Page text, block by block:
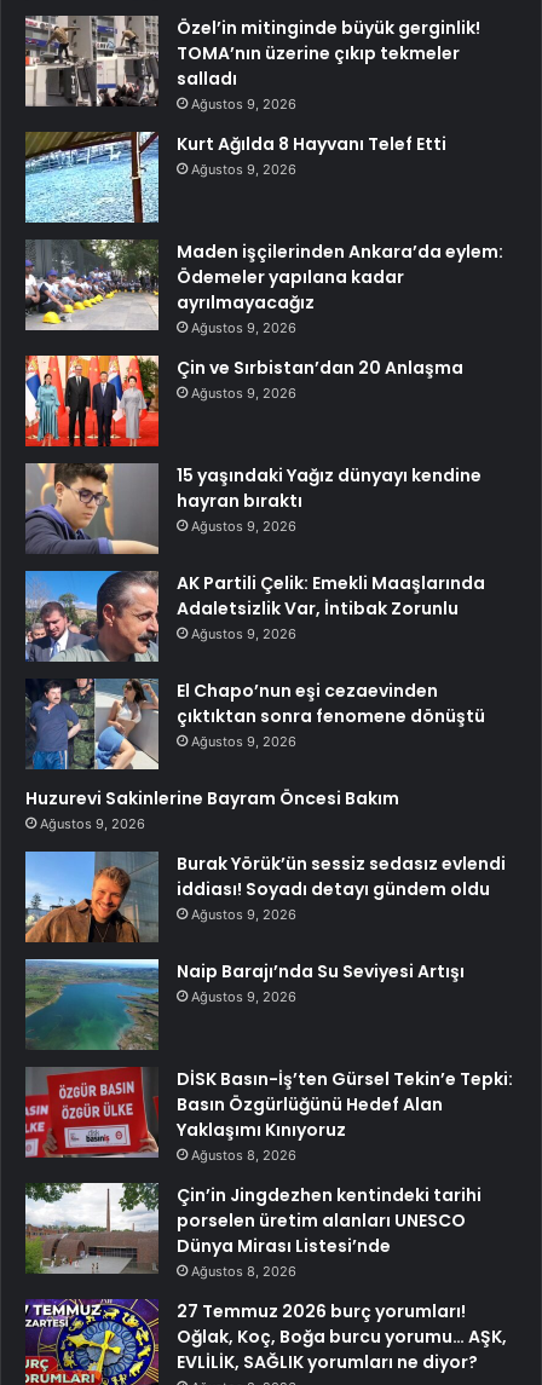
Özel’in mitinginde büyük gerginlik!
TOMA’nın üzerine çıkıp tekmeler
salladı
Ağustos 9, 2026
Kurt Ağılda 8 Hayvanı Telef Etti
Ağustos 9, 2026
Maden işçilerinden Ankara’da eylem:
Ödemeler yapılana kadar
ayrılmayacağız
Ağustos 9, 2026
Çin ve Sırbistan’dan 20 Anlaşma
Ağustos 9, 2026
15 yaşındaki Yağız dünyayı kendine
hayran bıraktı
Ağustos 9, 2026
AK Partili Çelik: Emekli Maaşlarında
Adaletsizlik Var, İntibak Zorunlu
Ağustos 9, 2026
El Chapo’nun eşi cezaevinden
çıktıktan sonra fenomene dönüştü
Ağustos 9, 2026
Huzurevi Sakinlerine Bayram Öncesi Bakım
Ağustos 9, 2026
Burak Yörük’ün sessiz sedasız evlendi
iddiası! Soyadı detayı gündem oldu
Ağustos 9, 2026
Naip Barajı’nda Su Seviyesi Artışı
Ağustos 9, 2026
DİSK Basın-İş’ten Gürsel Tekin’e Tepki:
Basın Özgürlüğünü Hedef Alan
Yaklaşımı Kınıyoruz
Ağustos 8, 2026
Çin’in Jingdezhen kentindeki tarihi
porselen üretim alanları UNESCO
Dünya Mirası Listesi’nde
Ağustos 8, 2026
27 Temmuz 2026 burç yorumları!
Oğlak, Koç, Boğa burcu yorumu… AŞK,
EVLİLİK, SAĞLIK yorumları ne diyor?